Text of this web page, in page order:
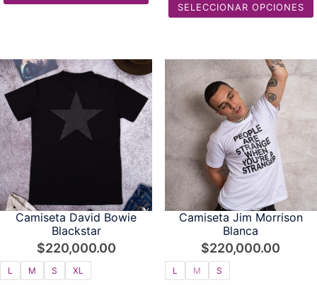
SELECCIONAR OPCIONES
Camiseta David Bowie
Blackstar
$220,000.00
L M S XL
Camiseta Jim Morrison
Blanca
$220,000.00
L M S